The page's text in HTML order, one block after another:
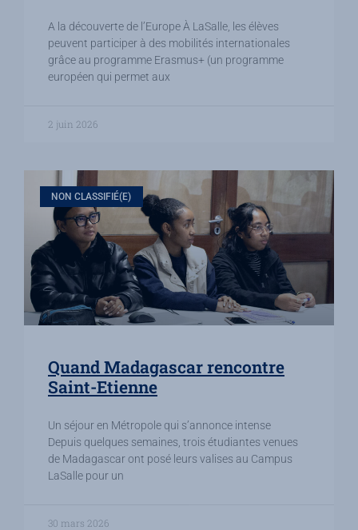
A la découverte de l’Europe À LaSalle, les élèves
peuvent participer à des mobilités internationales
grâce au programme Erasmus+ (un programme
européen qui permet aux
2 juin 2026
NON CLASSIFIÉ(E)
Quand Madagascar rencontre
Saint-Etienne
Un séjour en Métropole qui s’annonce intense
Depuis quelques semaines, trois étudiantes venues
de Madagascar ont posé leurs valises au Campus
LaSalle pour un
30 mars 2026